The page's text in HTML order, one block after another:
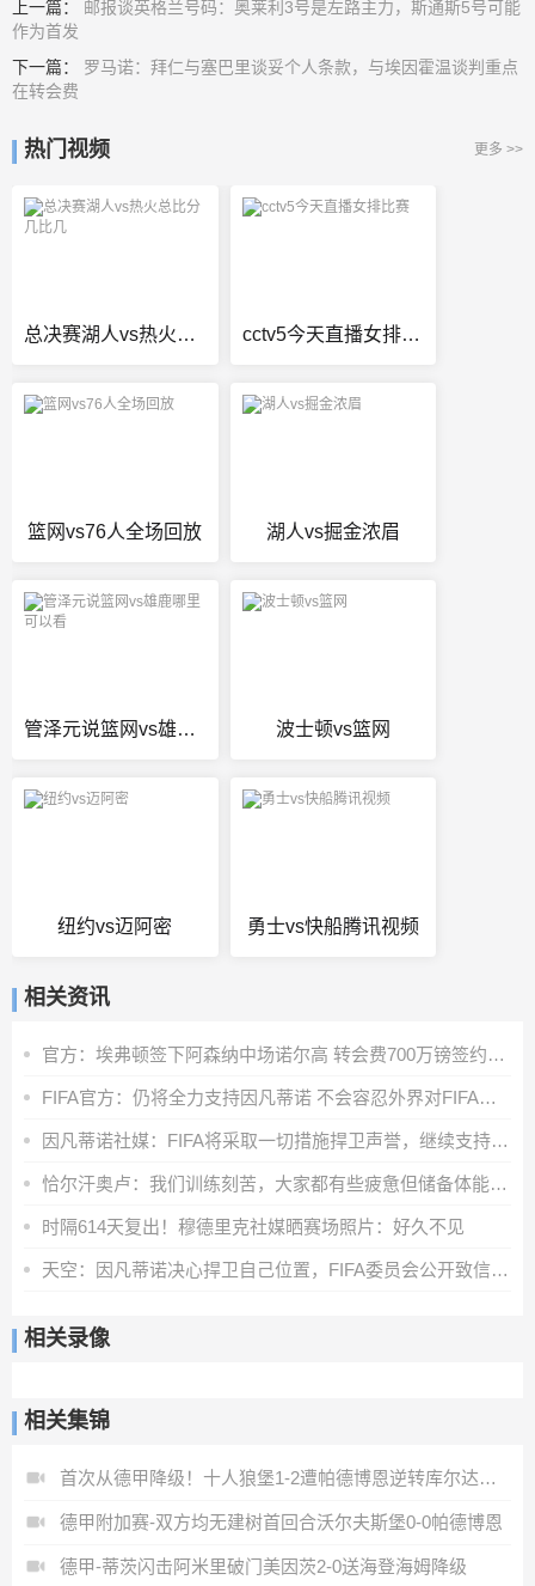
上一篇： 邮报谈英格兰号码：奥莱利3号是左路主力，斯通斯5号可能
作为首发
下一篇： 罗马诺：拜仁与塞巴里谈妥个人条款，与埃因霍温谈判重点
在转会费
热门视频 更多 >>
总决赛湖人vs热火总比分几比几 cctv5今天直播女排比赛
篮网vs76人全场回放 湖人vs掘金浓眉
管泽元说篮网vs雄鹿哪里可以看 波士顿vs篮网
纽约vs迈阿密 勇士vs快船腾讯视频
相关资讯
官方：埃弗顿签下阿森纳中场诺尔高 转会费700万镑签约2年
FIFA官方：仍将全力支持因凡蒂诺 不会容忍外界对FIFA诚信的攻击
因凡蒂诺社媒：FIFA将采取一切措施捍卫声誉，继续支持足球的发展
恰尔汗奥卢：我们训练刻苦，大家都有些疲惫但储备体能至关重要
时隔614天复出！穆德里克社媒晒赛场照片：好久不见
天空：因凡蒂诺决心捍卫自己位置，FIFA委员会公开致信表达支持
相关录像
相关集锦
首次从德甲降级！十人狼堡1-2遭帕德博恩逆转库尔达加时赛制胜
德甲附加赛-双方均无建树首回合沃尔夫斯堡0-0帕德博恩
德甲-蒂茨闪击阿米里破门美因茨2-0送海登海姆降级